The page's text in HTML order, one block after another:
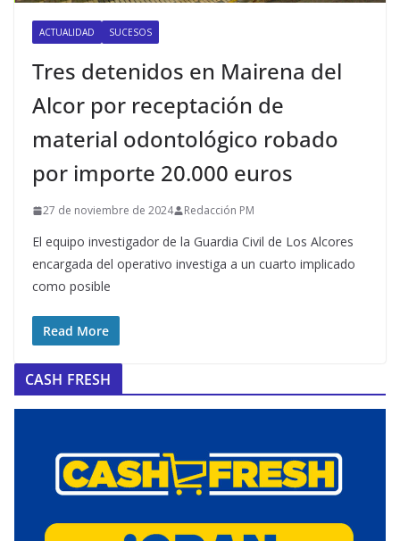
ACTUALIDAD SUCESOS
Tres detenidos en Mairena del
Alcor por receptación de
material odontológico robado
por importe 20.000 euros
27 de noviembre de 2024 Redacción PM
El equipo investigador de la Guardia Civil de Los Alcores
encargada del operativo investiga a un cuarto implicado
como posible
Read More
CASH FRESH